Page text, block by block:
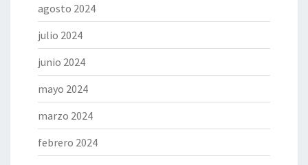
agosto 2024
julio 2024
junio 2024
mayo 2024
marzo 2024
febrero 2024